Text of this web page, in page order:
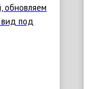
обновляем
под